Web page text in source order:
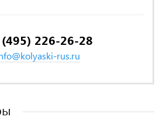
226-26-28
rus.ru